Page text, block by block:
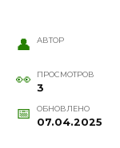
АВТОР
ПРОСМОТРОВ
3
ОБНОВЛЕНО
07.04.2025